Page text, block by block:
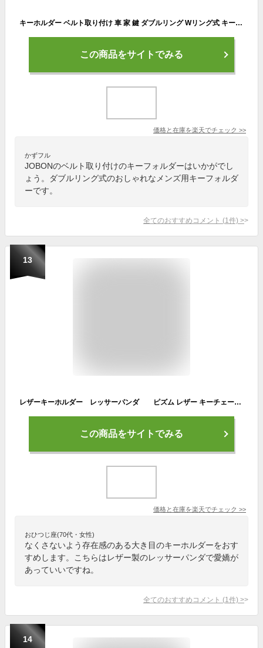
キーホルダー ベルト取り付け 車 家 鍵 ダブルリング Wリング式 キーチェーン キーリング 金属 メッキ 紛失防止 シンプル オシャレ 男性 おしゃれ メンズ キーホルダー キーホルダー おしゃれ 軽量 自転車 ギフト 便利 シンプル デザイン
この商品をサイトでみる
価格と在庫を楽天でチェック >>
かずフル
JOBONのベルト取り付けのキーフォルダーはいかがでし
ょう。ダブルリング式のおしゃれなメンズ用キーフォルダ
ーです。
全てのおすすめコメント (1 件) >
13
レザーキーホルダー レッサーパンダ ピズム レザー キーチェーン キーホルダー アクセサリー アニマル Lesser Panda レザーkeyホルダー【ネコポス2点まで・コンパクト対応】
この商品をサイトでみる
価格と在庫を楽天でチェック >>
おひつじ座(70代・女性)
なくさないよう存在感のある大き目のキーホルダーをおす
すめします。こちらはレザー製のレッサーパンダで愛嬌が
あっていいですね。
全てのおすすめコメント (1 件) >
14